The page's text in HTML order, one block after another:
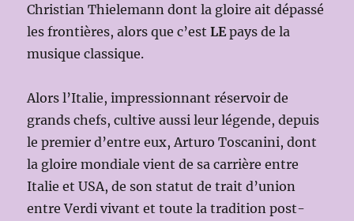
Christian Thielemann dont la gloire ait dépassé
les frontières, alors que c’estLEpays de la
musique classique.
Alors l’Italie, impressionnant réservoir de
grands chefs, cultive aussi leur légende, depuis
le premier d’entre eux, Arturo Toscanini, dont
la gloire mondiale vient de sa carrière entre
Italie et USA, de son statut de trait d’union
entre Verdi vivant et toute la tradition post-